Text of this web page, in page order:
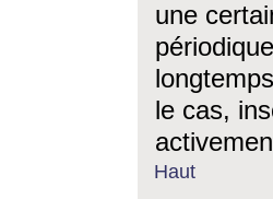
une
le cas,
Haut